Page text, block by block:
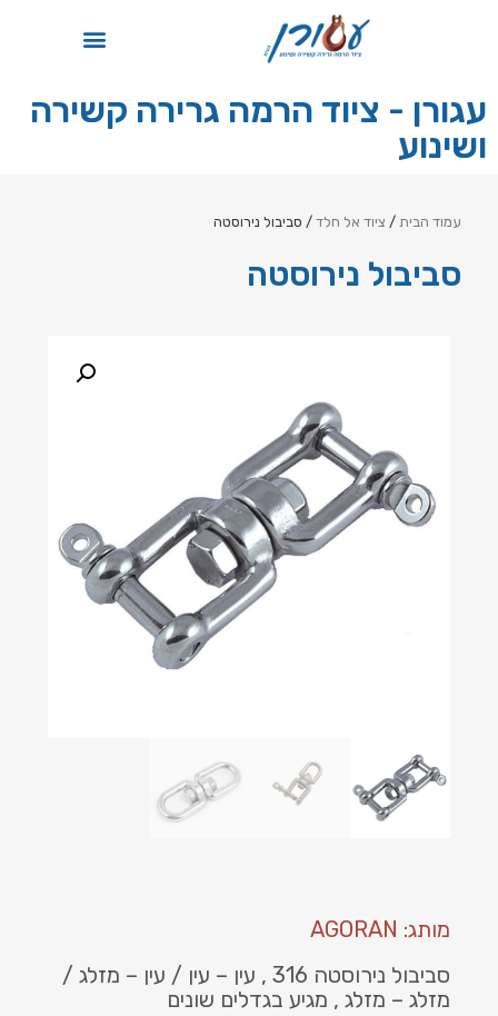
עגורן - ציוד הרמה גרירה קשירה
ושינוע
עמוד הבית / ציוד אל חלד / סביבול נירוסטה
סביבול נירוסטה
מותג: AGORAN
סביבול נירוסטה 316 , עין – עין / עין – מזלג /
מזלג – מזלג , מגיע בגדלים שונים